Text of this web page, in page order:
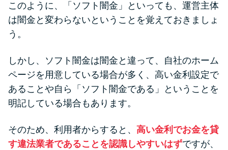
090金融（闇金）からお金を借り
申し込みブラックとは?判断の目
安や審査に通らない理由
ブラックでもお金を借りるに
は？3つの判断基準と工面法
このように、「ソフト闇金」といっても、運営主体
は闇金と変わらないということを覚えておきましょ
う。
しかし、ソフト闇金は闇金と違って、自社のホーム
ページを用意している場合が多く、高い金利設定で
あることや自ら「ソフト闇金である」ということを
明記している場合もあります。
そのため、利用者からすると、 高い金利でお金を貸
す違法業者であることを認識しやすいはずですが、